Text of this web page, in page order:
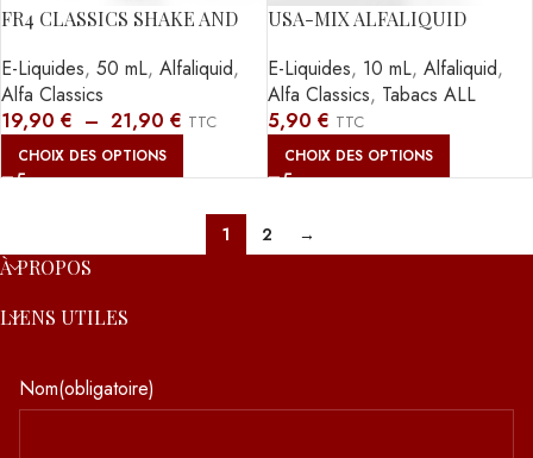
FR4 CLASSICS SHAKE AND
E-Liquides, 50 mL, Alfaliquid,
Alfa Classics
19,90 € – 21,90 € TTC
CHOIX DES OPTIONS
USA-MIX ALFALIQUID
E-Liquides, 10 mL, Alfaliquid,
Alfa Classics, Tabacs ALL
5,90 € TTC
CHOIX DES OPTIONS
1 2 →
À PROPOS
LIENS UTILES
Nom(obligatoire)